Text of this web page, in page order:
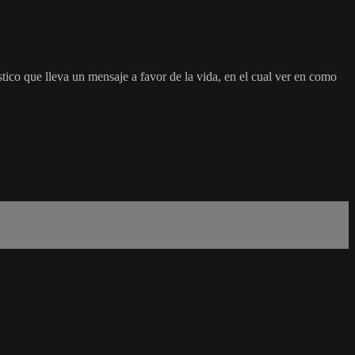
que lleva un mensaje a favor de la vida, en el cual ver en como